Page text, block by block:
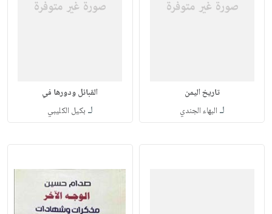
تاريخ اليمن
لـ البهاء الجندي
القبائل ودورها في
لـ بكيل الكليبي